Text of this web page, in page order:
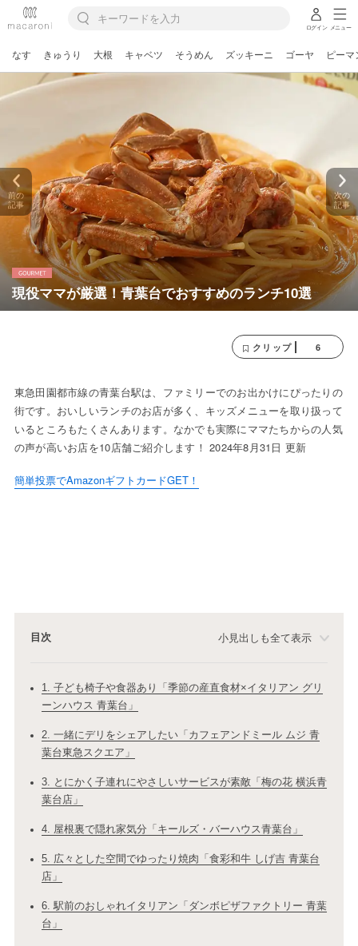
ログイン メニュー
なす きゅうり 大根 キャベツ そうめん ズッキーニ ゴーヤ ピーマ
現役ママが厳選！青葉台でおすすめのランチ10選
前の
記事
次の
記事
クリップ 6
東急田園都市線の青葉台駅は、ファミリーでのお出かけにぴったりの
街です。おいしいランチのお店が多く、キッズメニューを取り扱って
いるところもたくさんあります。なかでも実際にママたちからの人気
の声が高いお店を10店舗ご紹介します！ 2024年8月31日 更新
簡単投票でAmazonギフトカードGET！
目次 小見出しも全て表示
1. 子ども椅子や食器あり「季節の産直食材×イタリアン グリ
ーンハウス 青葉台」
2. 一緒にデリをシェアしたい「カフェアンドミール ムジ 青
葉台東急スクエア」
3. とにかく子連れにやさしいサービスが素敵「梅の花 横浜青
葉台店」
4. 屋根裏で隠れ家気分「キールズ・バーハウス青葉台」
5. 広々とした空間でゆったり焼肉「食彩和牛 しげ吉 青葉台
店」
6. 駅前のおしゃれイタリアン「ダンボピザファクトリー 青葉
台」